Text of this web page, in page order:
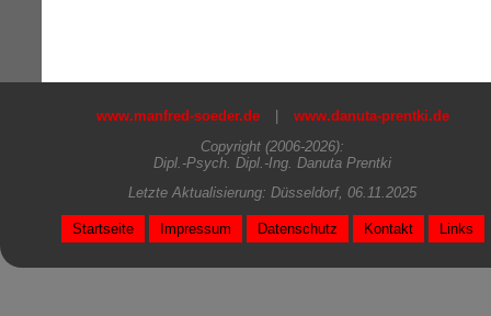
www.manfred-soeder.de
www.danuta-prentki.de
Copyright (2006-2026):
Dipl.-Psych. Dipl.-Ing. Danuta Prentki
Letzte Aktualisierung: Düsseldorf, 06.11.2025
Startseite Impressum Datenschutz Kontakt Links